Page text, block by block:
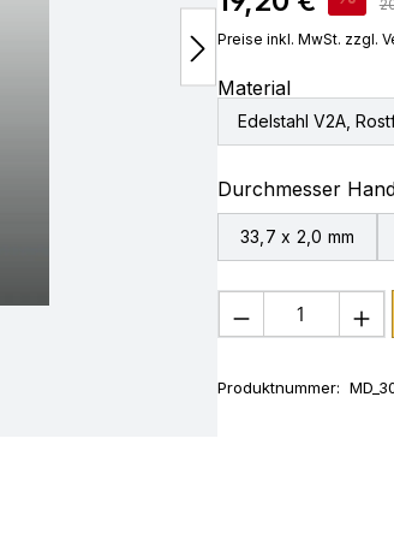
Preise inkl. MwSt. zzgl.
Material
Edelstahl V2A,
Durchmesser
33,7 x 2,0 mm
Produkt
Produktnummer: